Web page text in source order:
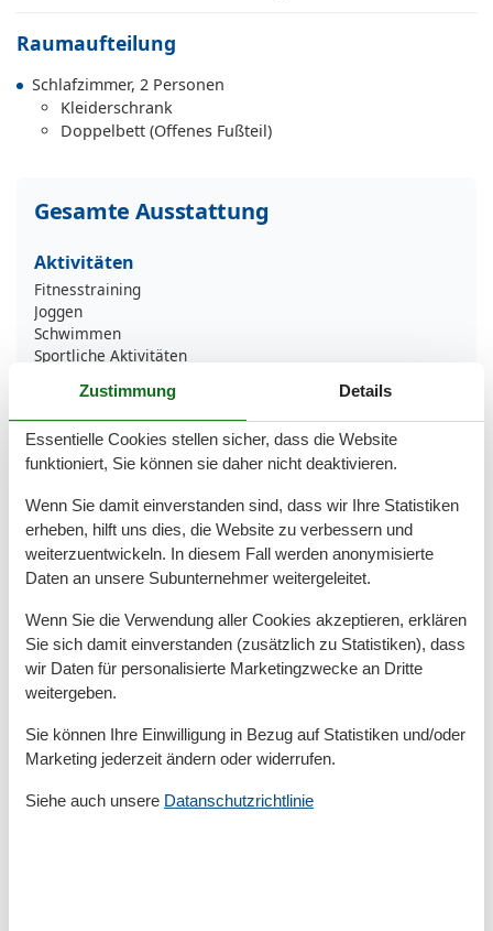
Raumaufteilung
Schlafzimmer, 2 Personen
Kleiderschrank
Doppelbett (Offenes Fußteil)
Gesamte Ausstattung
Aktivitäten
Fitnesstraining
Joggen
Schwimmen
Sportliche Aktivitäten
Tennis
Wandern
Wassersport
Wellness
Bad
Anzahl der Duschen
Badezimmerfenster
Dusche
Haartrockner
Waschbecken
WC
Anzahl der Stockwerke
5
Kinder willkommen
Quadratmeter
Zustimmung Details
Essentielle Cookies stellen sicher, dass die Website
funktioniert, Sie können sie daher nicht deaktivieren.
Wenn Sie damit einverstanden sind, dass wir Ihre Statistiken
erheben, hilft uns dies, die Website zu verbessern und
weiterzuentwickeln. In diesem Fall werden anonymisierte
Daten an unsere Subunternehmer weitergeleitet.
Wenn Sie die Verwendung aller Cookies akzeptieren, erklären
Sie sich damit einverstanden (zusätzlich zu Statistiken), dass
wir Daten für personalisierte Marketingzwecke an Dritte
weitergeben.
Sie können Ihre Einwilligung in Bezug auf Statistiken und/oder
Marketing jederzeit ändern oder widerrufen.
Siehe auch unsere Datanschutzrichtlinie